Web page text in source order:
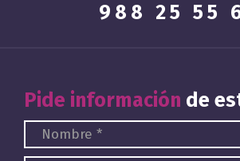
Pide información de
988 25 55